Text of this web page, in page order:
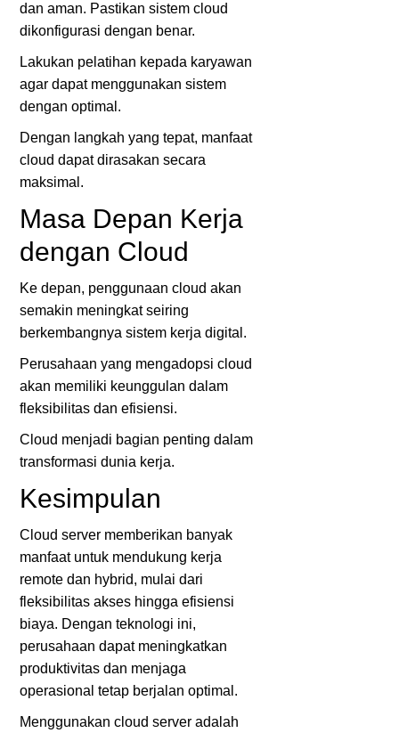
dan aman. Pastikan sistem cloud
dikonfigurasi dengan benar.
Lakukan pelatihan kepada karyawan
agar dapat menggunakan sistem
dengan optimal.
Dengan langkah yang tepat, manfaat
cloud dapat dirasakan secara
maksimal.
Masa Depan Kerja
dengan Cloud
Ke depan, penggunaan cloud akan
semakin meningkat seiring
berkembangnya sistem kerja digital.
Perusahaan yang mengadopsi cloud
akan memiliki keunggulan dalam
fleksibilitas dan efisiensi.
Cloud menjadi bagian penting dalam
transformasi dunia kerja.
Kesimpulan
Cloud server memberikan banyak
manfaat untuk mendukung kerja
remote dan hybrid, mulai dari
fleksibilitas akses hingga efisiensi
biaya. Dengan teknologi ini,
perusahaan dapat meningkatkan
produktivitas dan menjaga
operasional tetap berjalan optimal.
Menggunakan cloud server adalah